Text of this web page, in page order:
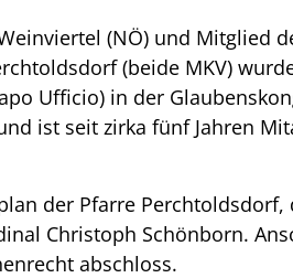
(NÖ) und Mitglied
(beide MKV)
Ufficio) in der
ist seit zirka fünf Jahren
der Pfarre Perchtoldsdorf,
Christoph Schönborn.
abschloss.